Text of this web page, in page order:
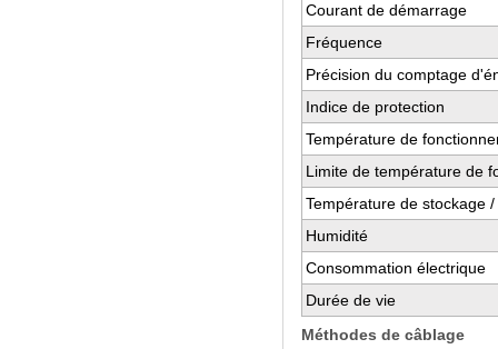
Courant de démarrage
Fréquence
Précision du comptage
Indice de protection
Température de
Limite de température de
Température de stockage
Humidité
Consommation électrique
Durée de vie
Méthodes de câblage